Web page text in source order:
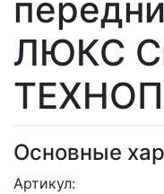
ЛЮКС
Основные
Артикул: